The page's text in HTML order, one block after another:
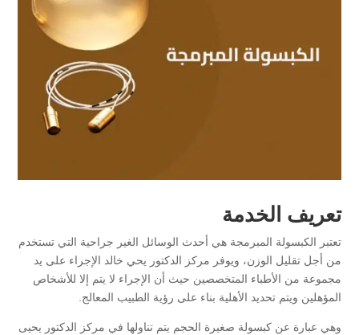
تعريف الخدمة
تعتبر الكبسولة المبرمجة هي أحدث الوسائل الغير جراحية التي تستخدم
من أجل تقليل الوزن، ويوفر مركز الدكتور يحي خالد الإجراء على يد
مجموعة من الأطباء المتخصصين حيث أن الإجراء لا يتم إلا للأشخاص
المؤهلين ويتم تحديد الأهلية بناء على رؤية الطبيب المعالج.
وهي عبارة عن كبسولة صغيرة الحجم يتم تناولها في مركز الدكتور يحيى